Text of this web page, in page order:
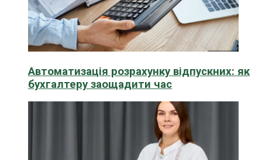
Автоматизація розрахунку відпускних: як
бухгалтеру заощадити час